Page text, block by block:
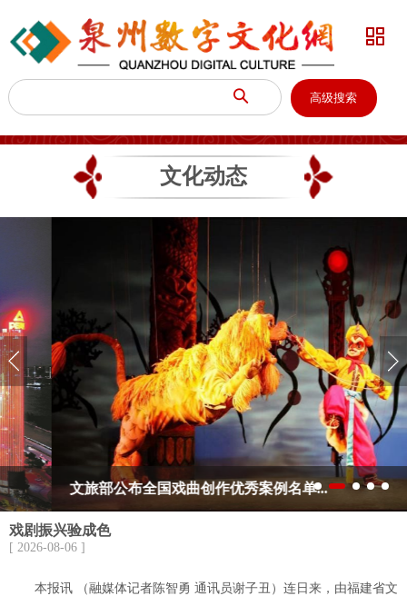
 高级搜索

文化动态
文旅部公布全国戏曲创作优秀案例名单...
戏剧振兴验成色
[ 2026-08-06 ]
本报讯 （融媒体记者陈智勇 通讯员谢子丑）连日来，由福建省文